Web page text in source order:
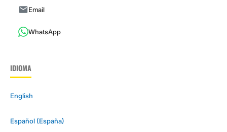
Email
WhatsApp
IDIOMA
English
Español (España)